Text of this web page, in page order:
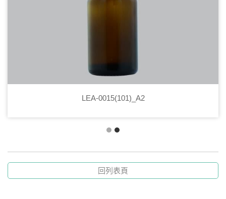
LEA-0015(101)_A2
回列表頁